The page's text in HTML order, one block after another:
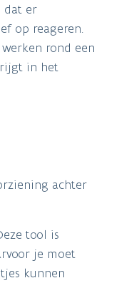
dat er
op reageren.
rond een
in het
achter
tool is
je moet
kunnen